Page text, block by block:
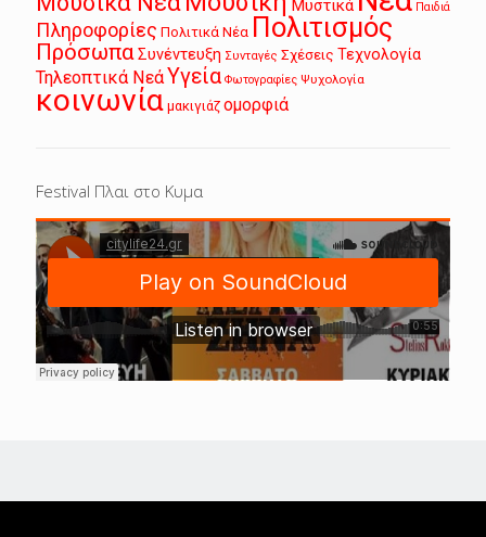
Μυστικά Παιδιά
Πληροφορίες Πολιτικά Νέα Πολιτισμός
ΠρόσωπαΣυνέντευξη Συνταγές Σχέσεις Τεχνολογία
Τηλεοπτικά ΝεάΥγεία Φωτογραφίες Ψυχολογία
κοινωνία μακιγιάζ ομορφιά
Festival Πλαι στο Κυμα